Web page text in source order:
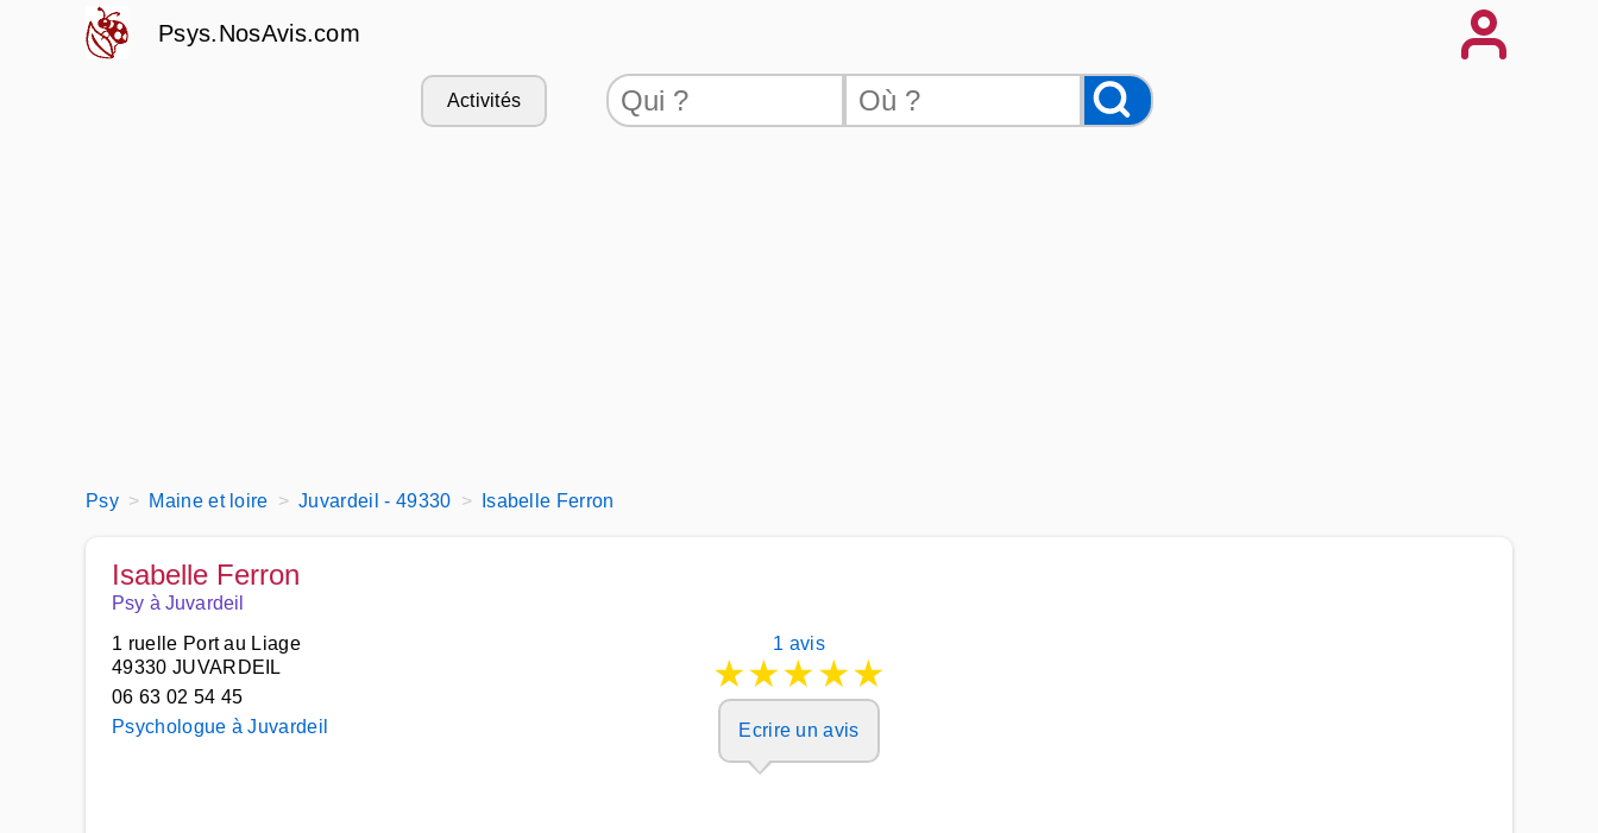
Psys.NosAvis.com
Activités
Psy Maine et loire Juvardeil - 49330 Isabelle Ferron
Isabelle Ferron
Psy à Juvardeil
1 ruelle Port au Liage
49330 JUVARDEIL
06 63 02 54 45
Psychologue à Juvardeil
1 avis
★★★★★
Ecrire un avis